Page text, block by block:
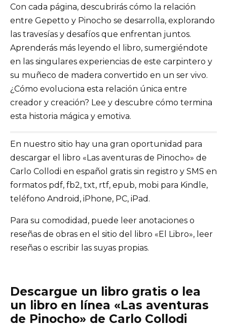
Con cada página, descubrirás cómo la relación
entre Gepetto y Pinocho se desarrolla, explorando
las travesías y desafíos que enfrentan juntos.
Aprenderás más leyendo el libro, sumergiéndote
en las singulares experiencias de este carpintero y
su muñeco de madera convertido en un ser vivo.
¿Cómo evoluciona esta relación única entre
creador y creación? Lee y descubre cómo termina
esta historia mágica y emotiva.
En nuestro sitio hay una gran oportunidad para
descargar el libro «Las aventuras de Pinocho» de
Carlo Collodi en español gratis sin registro y SMS en
formatos pdf, fb2, txt, rtf, epub, mobi para Kindle,
teléfono Android, iPhone, PC, iPad.
Para su comodidad, puede leer anotaciones o
reseñas de obras en el sitio del libro «El Libro», leer
reseñas o escribir las suyas propias.
Descargue un libro gratis o lea
un libro en línea «Las aventuras
de Pinocho» de Carlo Collodi